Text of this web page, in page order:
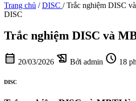
Trang chủ / DISC / Trắc nghiệm DISC
DISC
Trắc nghiệm DISC và
calendar_month 20/03/2026 history_edu Bởi admin schedule 18
DISC